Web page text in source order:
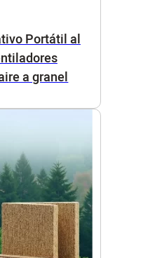
Portátil al
a granel